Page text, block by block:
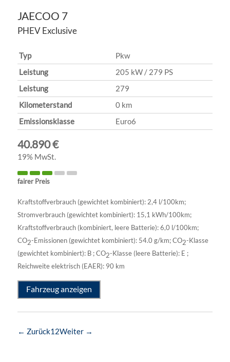
JAECOO 7
PHEV Exclusive
Typ
Pkw
Leistung
205 kW / 279 PS
Leistung
279
Kilometerstand
0 km
Emissionsklasse
Euro6
40.890 €
19% MwSt.
fairer Preis
Kraftstoffverbrauch (gewichtet kombiniert): 2,4 l/100km;
Stromverbrauch (gewichtet kombiniert): 15,1 kWh/100km;
Kraftstoffverbrauch (kombiniert, leere Batterie):6,0 l/100km;
CO2-Emissionen (gewichtet kombiniert): 54.0 g/km;CO2-Klasse
(gewichtet kombiniert): B ;CO2-Klasse (leere Batterie): E ;
Reichweite elektrisch (EAER): 90 km
Fahrzeug anzeigen
← Zurück1 2Weiter →